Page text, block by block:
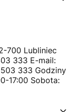
700 Lubliniec
333 E-mail:
333 Godziny
17:00 Sobota: